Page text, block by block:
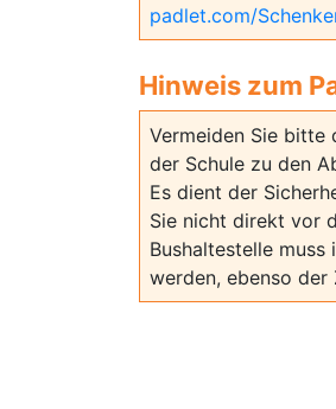
padlet.com/
Hinweis zum
Vermeiden Sie bitte
der Schule zu den
Es dient der
Sie nicht direkt vor
Bushaltestelle
werden, ebenso der